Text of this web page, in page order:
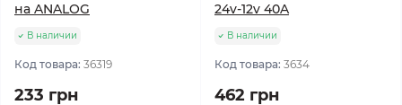
на ANALOG
В наличии
Код товара: 36319
233 грн
24v-12v 40A
В наличии
Код товара: 3634
462 грн